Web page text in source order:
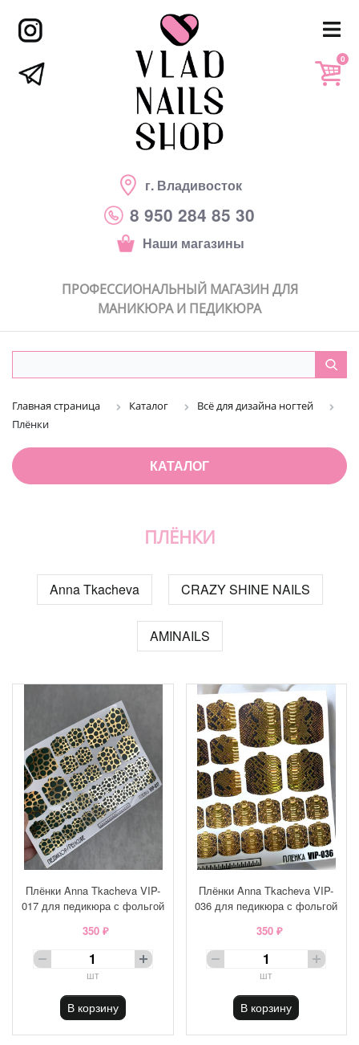
г. Владивосток
8 950 284 85 30
Наши магазины
0
ПРОФЕССИОНАЛЬНЫЙ МАГАЗИН ДЛЯ
МАНИКЮРА И ПЕДИКЮРА
Главная страница Каталог
Всё для дизайна ногтей
Плёнки
КАТАЛОГ
ПЛЁНКИ
Anna Tkacheva CRAZY SHINE NAILS
AMINAILS
Плёнки Anna Tkacheva VIP-
017 для педикюра с фольгой
350 ₽
шт
В корзину
Плёнки Anna Tkacheva VIP-
036 для педикюра с фольгой
350 ₽
шт
В корзину